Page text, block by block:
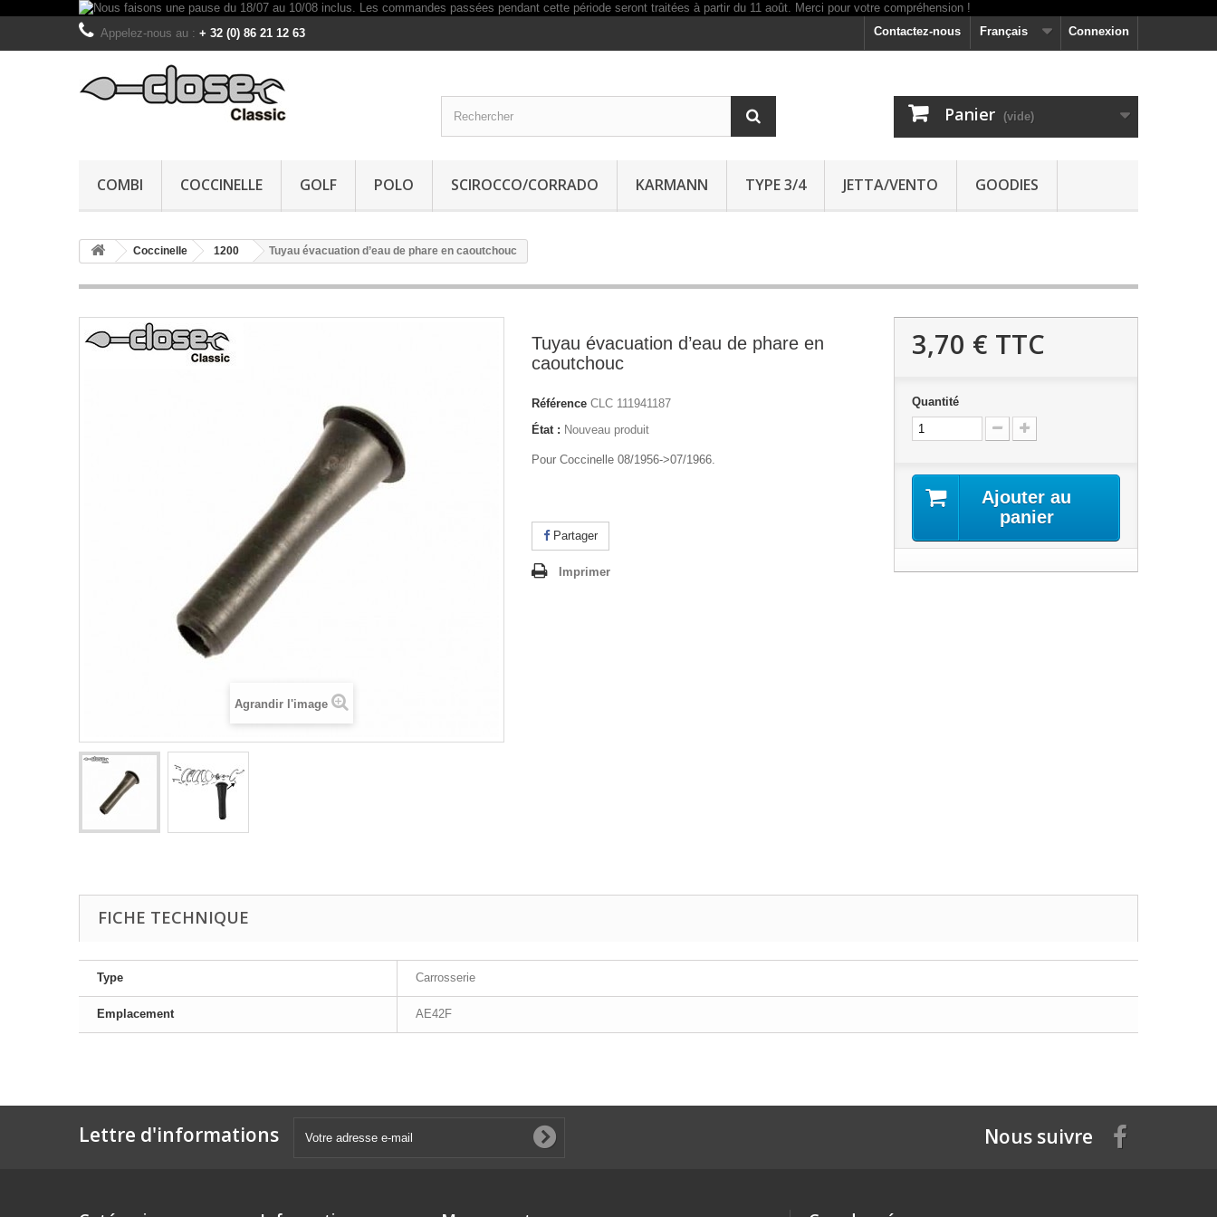
Connexion
Français
Contactez-nous
Appelez-nous au : + 32 (0) 86 21 12 63
Panier (vide)
COMBI COCCINELLE GOLF POLO SCIROCCO/CORRADO KARMANN TYPE 3/4 JETTA/VENTO GOODIES
Coccinelle 1200 Tuyau évacuation d’eau de phare en caoutchouc
Agrandir l'image
Tuyau évacuation d’eau de phare en
caoutchouc
Référence CLC 111941187
État : Nouveau produit
Pour Coccinelle 08/1956->07/1966.
Partager
Imprimer
3,70 € TTC
Quantité
Ajouter au
panier
FICHE TECHNIQUE
Type Carrosserie
Emplacement AE42F
Lettre d'informations Nous suivre